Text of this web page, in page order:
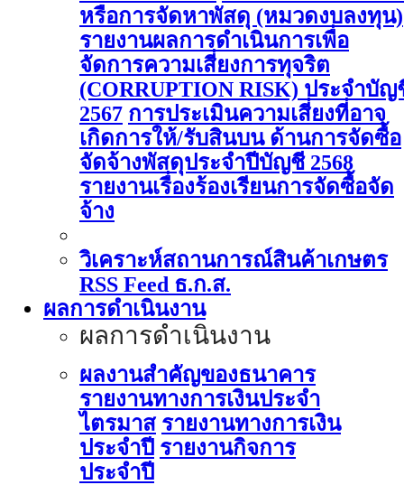
หรือการจัดหาพัสดุ (หมวดงบลงทุน)
รายงานผลการดําเนินการเพื่อ
จัดการความเสี่ยงการทุจริต
(CORRUPTION RISK) ประจําบัญ
2567 การประเมินความเสี่ยงที่อาจ
เกิดการให้/รับสินบน ด้านการจัดซื้อ
จัดจ้างพัสดุประจําปีบัญชี 2568
รายงานเรื่องร้องเรียนการจัดซื้อจัด
จ้าง
วิเคราะห์สถานการณ์สินค้าเกษตร
RSS Feed ธ.ก.ส.
ผลการดำเนินงาน
ผลการดำเนินงาน
ผลงานสำคัญของธนาคาร
รายงานทางการเงินประจำ
ไตรมาส รายงานทางการเงิน
ประจำปี รายงานกิจการ
ประจำปี